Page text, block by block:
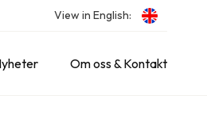
View in English:
Om oss & Kontakt